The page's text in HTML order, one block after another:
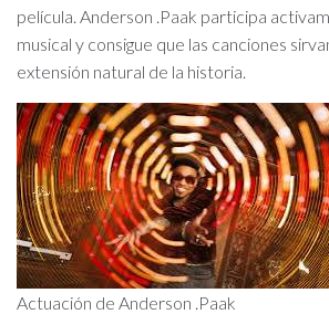
película. Anderson .Paak participa
musical y consigue que las canciones
extensión natural de la historia.
Actuación de Anderson .Paak